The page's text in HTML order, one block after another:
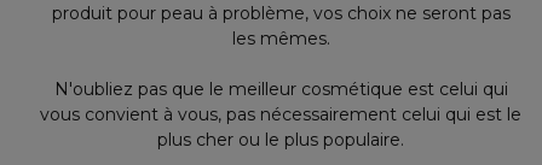
produit pour peau à problème, vos choix ne seront pas
les mêmes.
N'oubliez pas que le meilleur cosmétique est celui qui
vous convient à vous, pas nécessairement celui qui est le
plus cher ou le plus populaire.